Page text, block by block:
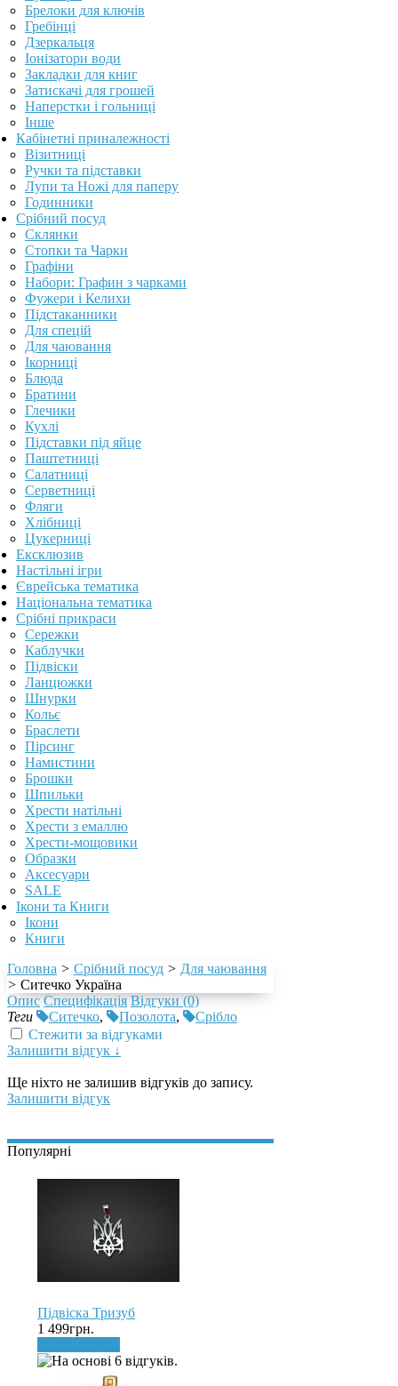
Брелоки для ключів
Гребінці
Дзеркальця
Іонізатори води
Закладки для книг
Затискачі для грошей
Наперстки і гольниці
Інше
Кабінетні приналежності
Візитниці
Ручки та підставки
Лупи та Ножі для паперу
Годинники
Срібний посуд
Склянки
Стопки та Чарки
Графіни
Набори: Графин з чарками
Фужери і Келихи
Підстаканники
Для спецій
Для чаювання
Ікорниці
Блюда
Братини
Глечики
Кухлі
Підставки під яйце
Паштетниці
Салатниці
Серветниці
Фляги
Хлібниці
Цукерниці
Ексклюзив
Настільні ігри
Єврейська тематика
Національна тематика
Срібні прикраси
Сережки
Каблучки
Підвіски
Ланцюжки
Шнурки
Кольє
Браслети
Пірсинг
Намистини
Брошки
Шпильки
Хрести натільні
Хрести з емаллю
Хрести-мощовики
Образки
Аксесуари
SALE
Ікони та Книги
Ікони
Книги
Головна > Срібний посуд > Для чаювання
> Ситечко Україна
Опис Специфікація Відгуки (0)
Теги
Ситечко, Позолота,
Срібло
Стежити за відгуками
Залишити відгук ↓
Ще ніхто не залишив відгуків до запису.
Залишити відгук
Популярні
Підвіска Тризуб
1 499грн.